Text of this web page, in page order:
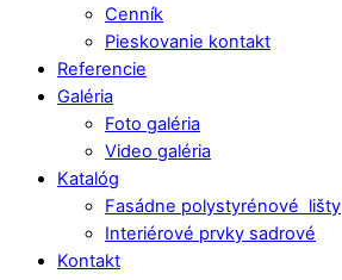
Cenník
Pieskovanie kontakt
Referencie
Galéria
Foto galéria
Video galéria
Katalóg
Fasádne polystyrénové lišty
Interiérové prvky sadrové
Kontakt